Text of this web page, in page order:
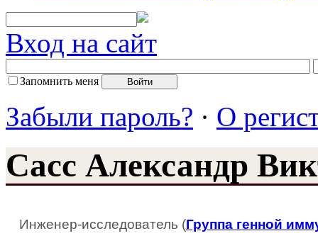
Вход на сайт
Запомнить меня
Забыли пароль? · О
Сасс Александр
Инженер-исследователь (Группа генной